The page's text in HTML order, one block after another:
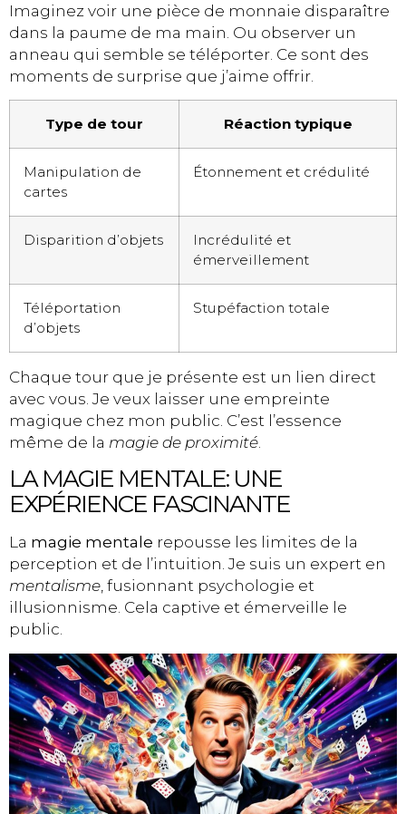
Imaginez voir une pièce de monnaie disparaître
dans la paume de ma main. Ou observer un
anneau qui semble se téléporter. Ce sont des
moments de surprise que j’aime offrir.
Type de tour Réaction typique
Manipulation de
cartes
Étonnement et crédulité
Disparition d’objets
Incrédulité et
émerveillement
Téléportation
d’objets
Stupéfaction totale
Chaque tour que je présente est un lien direct
avec vous. Je veux laisser une empreinte
magique chez mon public. C’est l’essence
même de la magie de proximité.
LA MAGIE MENTALE: UNE
EXPÉRIENCE FASCINANTE
La magie mentale repousse les limites de la
perception et de l’intuition. Je suis un expert en
mentalisme, fusionnant psychologie et
illusionnisme. Cela captive et émerveille le
public.